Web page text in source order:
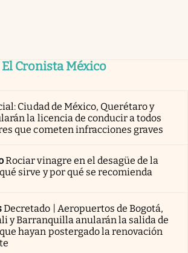
Cronista México
Ciudad de México, Querétaro y
la licencia de conducir a todos
que cometen infracciones graves
Rociar vinagre en el desagüe de la
sirve y por qué se recomienda
Decretado | Aeropuertos de Bogotá,
y Barranquilla anularán la salida de
hayan postergado la renovación